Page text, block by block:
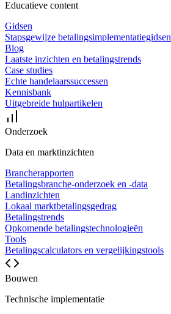
Educatieve content
Gidsen
Stapsgewijze betalingsimplementatiegidsen
Blog
Laatste inzichten en betalingstrends
Case studies
Echte handelaarssuccessen
Kennisbank
Uitgebreide hulpartikelen
Onderzoek
Data en marktinzichten
Brancherapporten
Betalingsbranche-onderzoek en -data
Landinzichten
Lokaal marktbetalingsgedrag
Betalingstrends
Opkomende betalingstechnologieën
Tools
Betalingscalculators en vergelijkingstools
Bouwen
Technische implementatie